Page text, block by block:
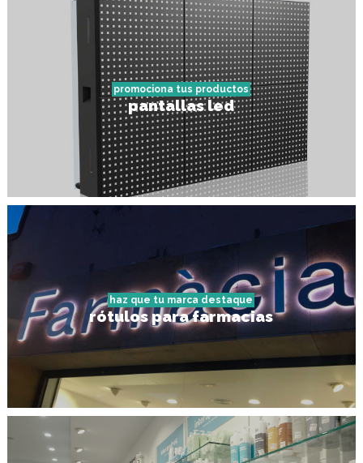
promociona tus productos
pantallas led
haz que tu marca destaque
rótulos para farmacias